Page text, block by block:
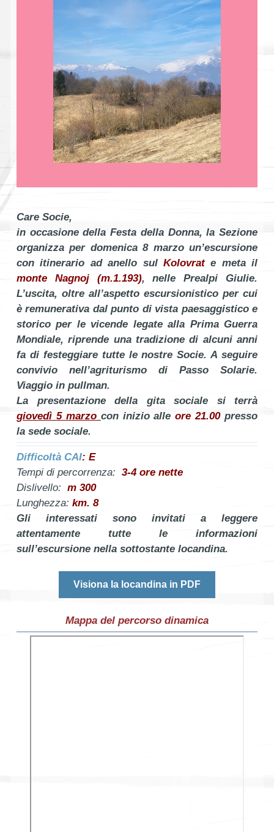
Care Socie,
in occasione della Festa della Donna, la Sezione
organizza per domenica 8 marzo un’escursione
con itinerario ad anello sul Kolovrate meta il
monte Nagnoj (m.1.193), nelle Prealpi Giulie.
L’uscita, oltre all’aspetto escursionistico per cui
è remunerativa dal punto di vista paesaggistico e
storico per le vicende legate alla Prima Guerra
Mondiale, riprende una tradizione di alcuni anni
fa di festeggiare tutte le nostre Socie. A seguire
convivio nell’agriturismo di Passo Solarie.
Viaggio in pullman.
La presentazione della gita sociale si terrà
giovedì 5 marzo con inizio alleore 21.00presso
la sede sociale.
Difficoltà CAI: E
Tempi di percorrenza: 3-4 ore nette
Dislivello: m 300
Lunghezza: km. 8
Gli interessati sono invitati a leggere
attentamente tutte le informazioni
sull’escursione nella sottostante locandina.
Visiona la locandina in PDF
Mappa del percorso dinamica